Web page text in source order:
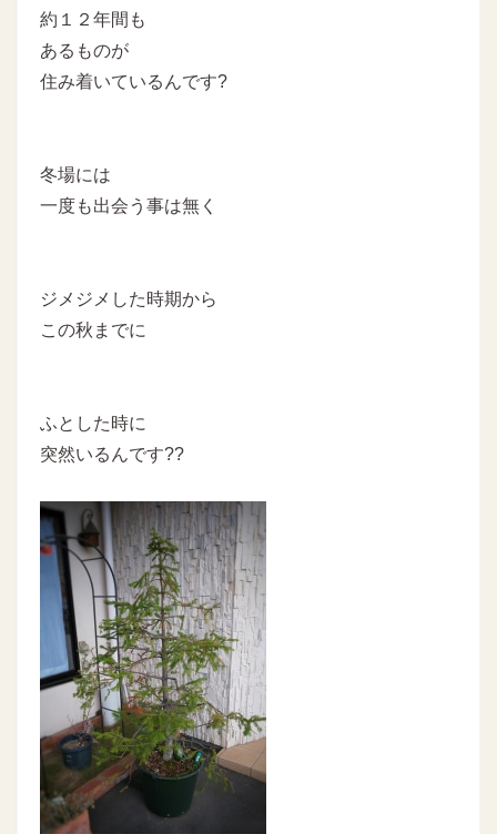
約１２年間も
あるものが
住み着いているんです?
冬場には
一度も出会う事は無く
ジメジメした時期から
この秋までに
ふとした時に
突然いるんです??